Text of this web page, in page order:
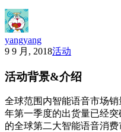
yangyang
9 9 月, 2018活动
活动背景&介绍
全球范围内智能语音市场
年第一季度的出货量已经
的全球第二大智能语音消